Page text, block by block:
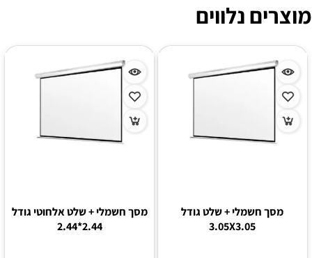
מוצרים נלווים
מסך חשמלי + שלט גודל
3.05X3.05
מסך חשמלי + שלט אלחוטי גודל
2.44*2.44